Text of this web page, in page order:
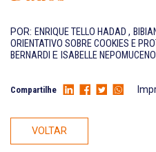
POR: ENRIQUE TELLO HADAD ,
ORIENTATIVO SOBRE COOKIES E
BERNARDI E ISABELLE NEPOMUCENO
Compartilhe
VOLTAR